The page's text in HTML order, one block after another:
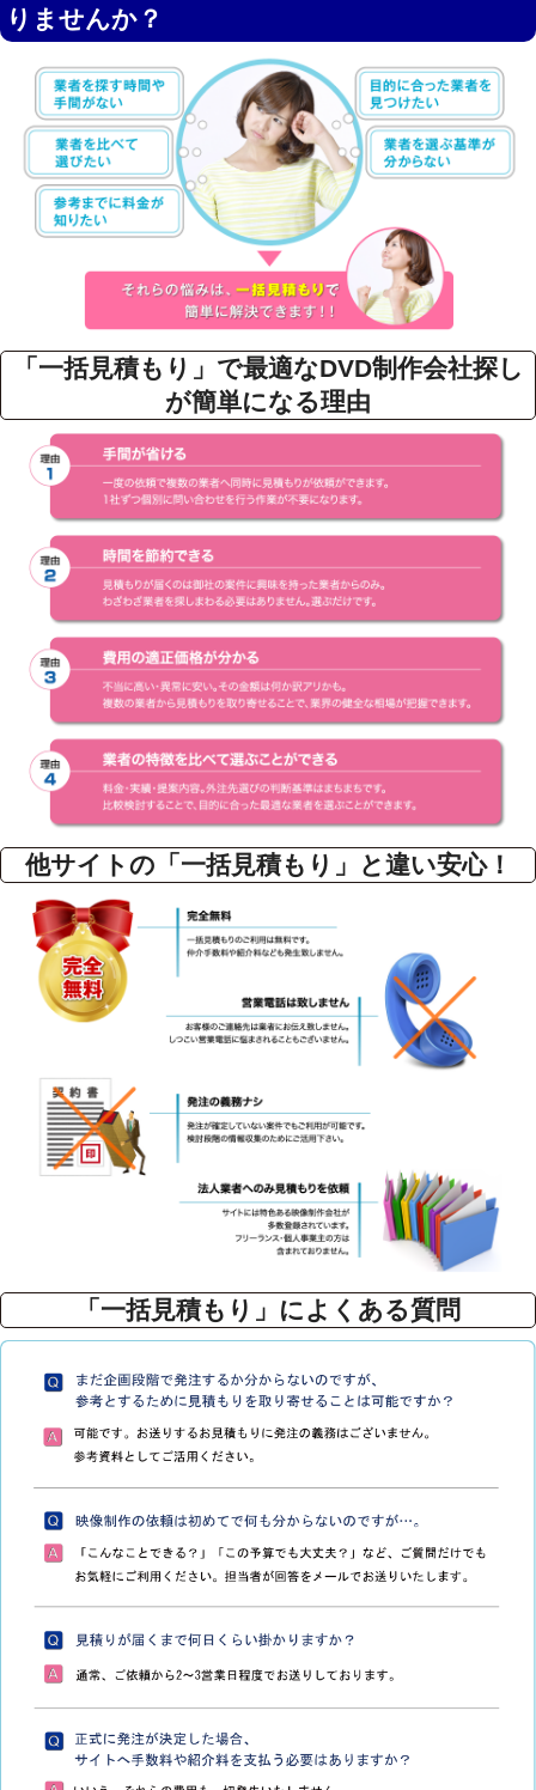
りませんか？
「一括見積もり」で最適なDVD制作会社探し
が簡単になる理由
他サイトの「一括見積もり」と違い安心！
「一括見積もり」によくある質問